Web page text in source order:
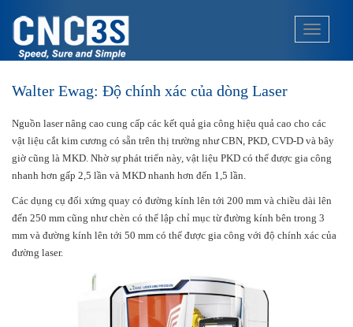
p
Walter Ewag: Độ chính xác của dòng Laser
Nguồn laser nâng cao cung cấp các kết quả gia công hiệu quả cao cho các
vật liệu cắt kim cương có sẵn trên thị trường như CBN, PKD, CVD-D và bây
giờ cũng là MKD. Nhờ sự phát triển này, vật liệu PKD có thể được gia công
nhanh hơn gấp 2,5 lần và MKD nhanh hơn đến 1,5 lần.
Các dụng cụ đối xứng quay có đường kính lên tới 200 mm và chiều dài lên
đến 250 mm cũng như chèn có thể lập chỉ mục từ đường kính bên trong 3
mm và đường kính lên tới 50 mm có thể được gia công với độ chính xác của
đường laser.